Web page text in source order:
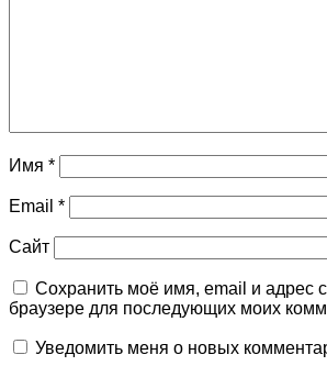
Имя *
Email *
Сайт
Сохранить моё имя, email и адрес
браузере для последующих моих
Уведомить меня о новых